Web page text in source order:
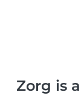
Zorg is